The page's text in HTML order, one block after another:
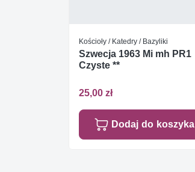
Kościoły / Katedry / Bazyliki
Szwecja 1963 Mi mh PR1
Czyste **
25,00 zł
Dodaj do koszyka